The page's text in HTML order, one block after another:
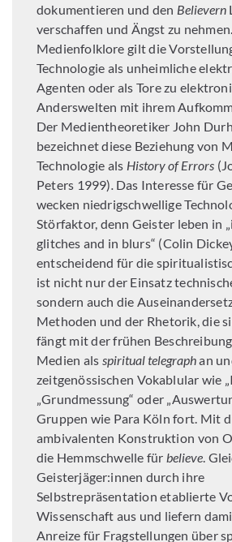
dokumentieren und den Believern
verschaffen und Ängst zu
Medienfolklore gilt die
Technologie als unheimliche
Agenten oder als Tore zu
Anderswelten mit ihrem
Der Medientheoretiker John
bezeichnet diese Beziehung von
Technologie als Historyof Errors
Peters 1999). Das Interesse für
wecken niedrigschwellige
Störfaktor, denn Geister leben in
glitches and in blurs“ (Colin
entscheidend für die
ist nicht nur der Einsatz
sondern auch die
Methoden und der Rhetorik, die
fängt mit der frühen
Medien als spiritual telegraphan
zeitgenössischen Vokablular wie
„Grundmessung“ oder
Gruppen wie Para Köln fort. Mit
ambivalenten Konstruktion von
die Hemmschwelle für believe.
Geisterjäger:innen durch ihre
Selbstrepräsentation etablierte
Wissenschaft aus und liefern
Anreize für Fragstellungen über